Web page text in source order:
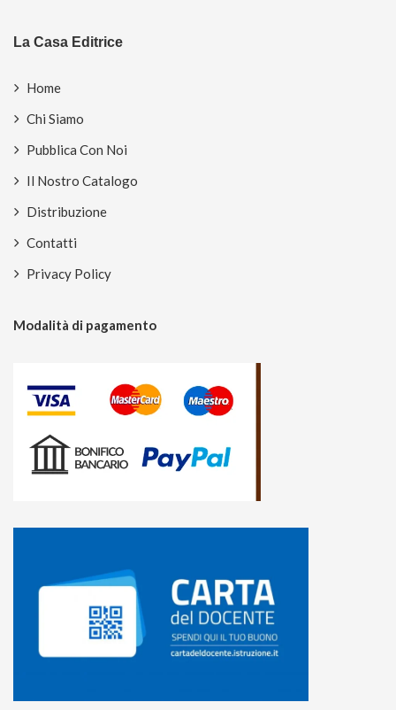
La Casa Editrice
Home
Chi Siamo
Pubblica Con Noi
Il Nostro Catalogo
Distribuzione
Contatti
Privacy Policy
Modalità di pagamento